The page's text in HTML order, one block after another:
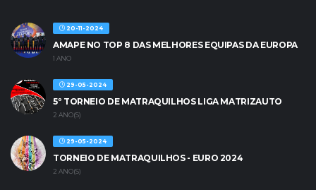
20-11-2024
AMAPE NO TOP 8 DAS MELHORES EQUIPAS DA EUROPA
1 ANO
29-05-2024
5º TORNEIO DE MATRAQUILHOS LIGA MATRIZAUTO
2 ANO(S)
29-05-2024
TORNEIO DE MATRAQUILHOS - EURO 2024
2 ANO(S)